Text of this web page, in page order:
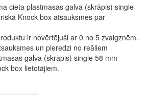
cieta plastmasas galva (skrāpis) single
Knock box atsauksmes par
ir novērtējuši ar 0 no 5 zvaigznēm.
un pieredzi no reāliem
galva (skrāpis) single 58 mm -
box lietotājiem.